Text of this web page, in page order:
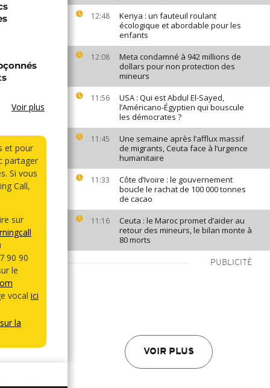
12:48
Kenya : un fauteuil roulant
écologique et abordable pour les
enfants
12:08
Meta condamné à 942 millions de
dollars pour non protection des
mineurs
11:56
USA : Qui est Abdul El-Sayed,
l’Américano-Égyptien qui bouscule
les démocrates ?
11:45
Une semaine après l’afflux massif
de migrants, Ceuta face à l’urgence
humanitaire
11:33
Côte d’Ivoire : le gouvernement
boucle le rachat de 100 000 tonnes
de cacao
11:16
Ceuta : le Maroc promet d’aider au
retour des mineurs, le bilan monte à
80 morts
PUBLICITÉ
VOIR PLUS
Voir plus
et pour
partager
Si vous
Call,
sur
90 90
le
vocal ici
la